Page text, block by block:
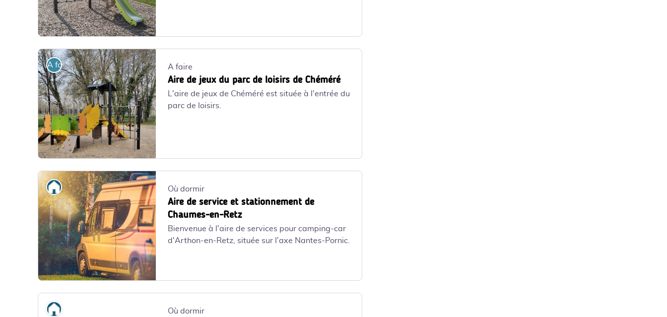
A faire A faire
Aire de jeux du parc de loisirs de Chéméré
L'aire de jeux de Chéméré est située à l'entrée du
parc de loisirs.
Où dormir Où dormir
Aire de service et stationnement de
Chaumes-en-Retz
Bienvenue à l'aire de services pour camping-car
d'Arthon-en-Retz, située sur l'axe Nantes-Pornic.
Où dormir